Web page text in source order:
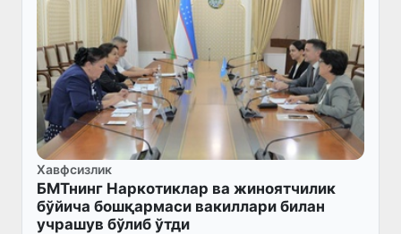
Хавфсизлик
БМТнинг Наркотиклар ва жиноятчилик
бўйича бошқармаси вакиллари билан
учрашув бўлиб ўтди